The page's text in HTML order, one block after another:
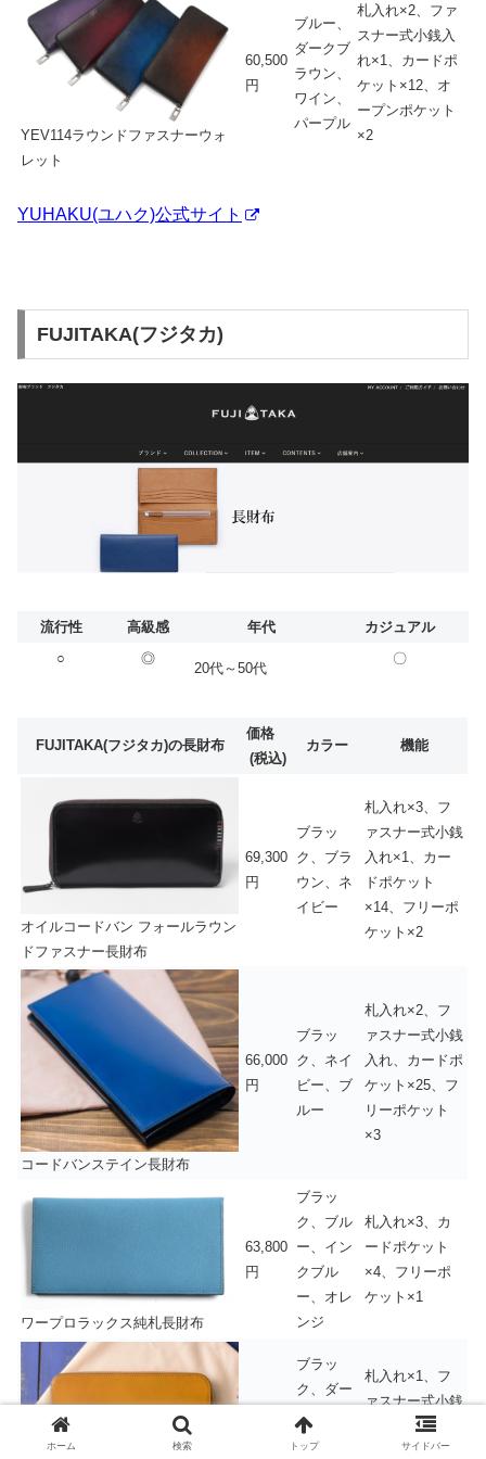
YEV114ラウンドファスナーウォ
レット
60,500
円
ブルー、
ダークブ
ラウン、
ワイン、
パープル
札入れ×2、ファ
スナー式小銭入
れ×1、カードポ
ケット×12、オ
ープンポケット
×2
YUHAKU(ユハク)公式サイト
FUJITAKA(フジタカ)
流行性 高級感 年代
カジュアル
○
◎
20代～50代
〇
FUJITAKA(フジタカ)の長財布
価格
(税込)
カラー 機能
オイルコードバン フォールラウン
ドファスナー長財布
69,300
円
ブラッ
ク、ブラ
ウン、ネ
イビー
札入れ×3、フ
ァスナー式小銭
入れ×1、カー
ドポケット
×14、フリーポ
ケット×2
コードバンステイン長財布
66,000
円
ブラッ
ク、ネイ
ビー、ブ
ルー
札入れ×2、フ
ァスナー式小銭
入れ、カードポ
ケット×25、フ
リーポケット
×3
ワープロラックス純札長財布
63,800
円
ブラッ
ク、ブル
ー、イン
クブル
ー、オレ
ンジ
札入れ×3、カ
ードポケット
×4、フリーポ
ケット×1
ブラッ
ク、ダー
クブラウ
ン、ネイ
札入れ×1、フ
ァスナー式小銭
入れ×1、カー
ドポケット
ホーム 検索 トップ サイドバー